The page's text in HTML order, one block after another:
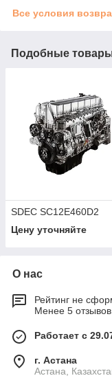
Все условия
Подобные
SDEC SC12E460D2
Цену уточняйте
О нас
Рейтинг не
Менее 5
Работает с
г. Астана
Астана,